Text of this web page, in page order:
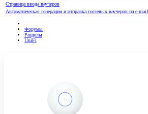
Страница ввода ваучеров
Автоматическая генерация и отправка гостевых ваучеров на e-mail
Форумы
Разделы
UniFi